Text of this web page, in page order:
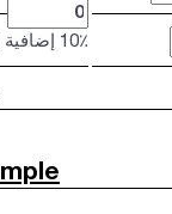
10٪ إضافية (م²)